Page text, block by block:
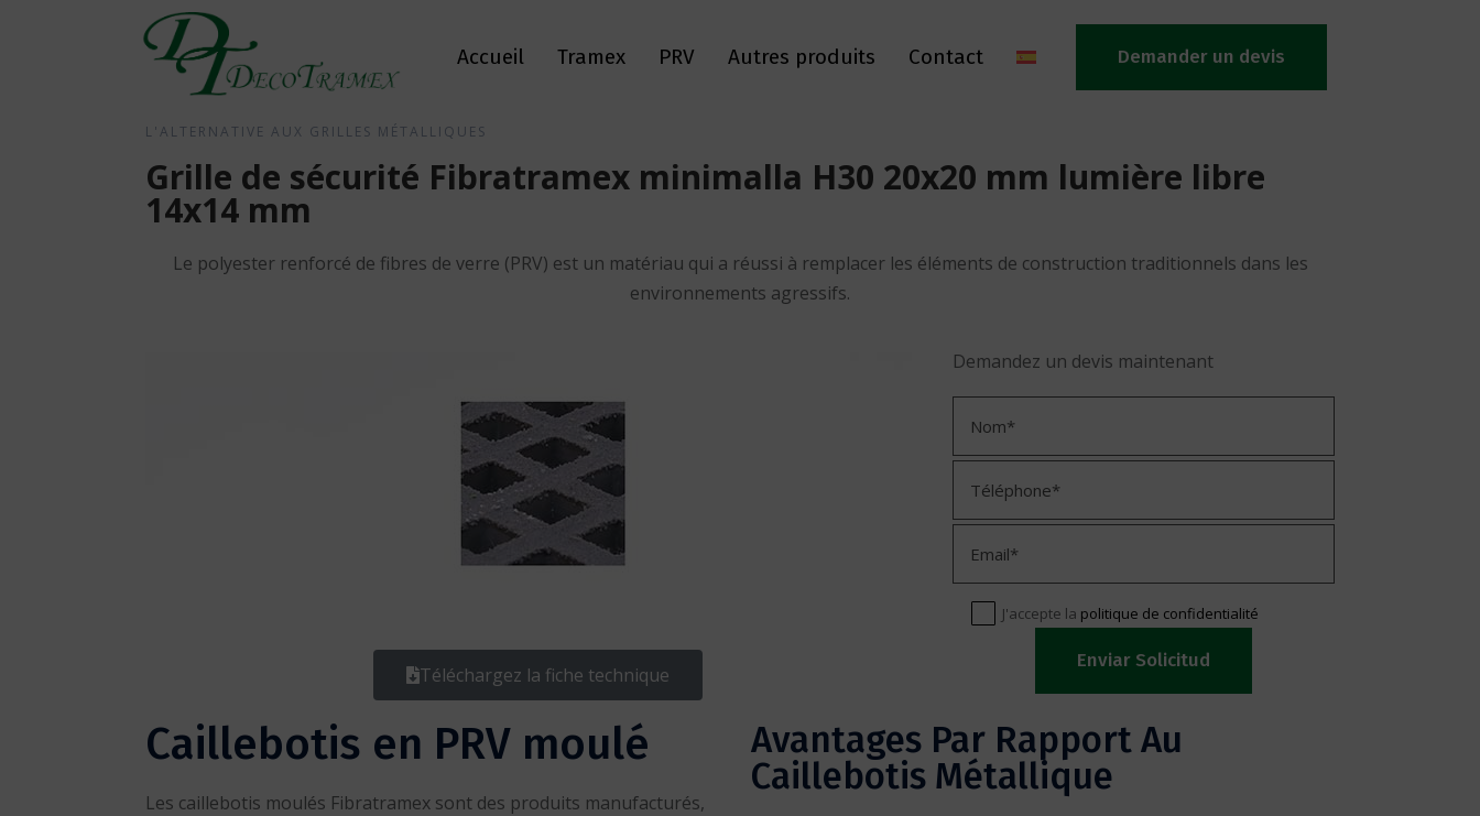
Demander un devis
Accueil Tramex PRV Autres produits Contact
L'ALTERNATIVE AUX GRILLES MÉTALLIQUES
Grille de sécurité Fibratramex minimalla H30 20x20 mm lumière libre
14x14 mm
Le polyester renforcé de fibres de verre (PRV) est un matériau qui a réussi à remplacer les éléments de construction traditionnels dans les
environnements agressifs.
Téléchargez la fiche technique
Demandez un devis maintenant
J'accepte la politique de confidentialité
Caillebotis en PRV moulé
Les caillebotis moulés Fibratramex sont des produits manufacturés,
Avantages Par Rapport Au
Caillebotis Métallique